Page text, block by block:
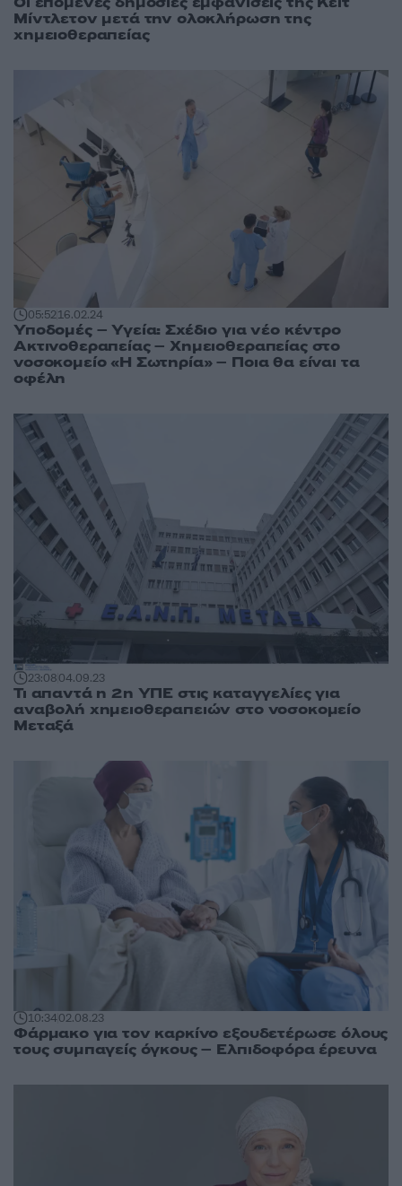
Μίντλετον μετά την ολοκλήρωση της
χημειοθεραπείας
05:5216.02.24
Υποδομές – Υγεία: Σχέδιο για νέο κέντρο
Ακτινοθεραπείας – Χημειοθεραπείας στο
νοσοκομείο «Η Σωτηρία» – Ποια θα είναι τα
οφέλη
23:0804.09.23
Τι απαντά η 2η ΥΠΕ στις καταγγελίες για
αναβολή χημειοθεραπειών στο νοσοκομείο
Μεταξά
10:3402.08.23
Φάρμακο για τον καρκίνο εξουδετέρωσε όλους
τους συμπαγείς όγκους – Ελπιδοφόρα έρευνα